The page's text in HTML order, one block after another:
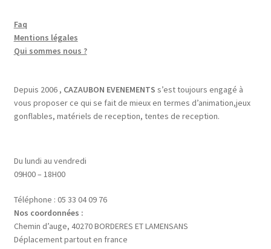
Faq
Mentions légales
Qui sommes nous ?
Depuis 2006 , CAZAUBON EVENEMENTS s’est toujours engagé à
vous proposer ce qui se fait de mieux en termes d’animation,jeux
gonflables, matériels de reception, tentes de reception.
Du lundi au vendredi
09H00 – 18H00
Téléphone : 05 33 04 09 76
Nos coordonnées :
Chemin d’auge, 40270 BORDERES ET LAMENSANS
Déplacement partout en france